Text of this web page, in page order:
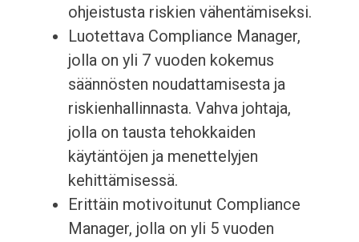
ohjeistusta riskien vähentämiseksi.
Luotettava Compliance Manager,
jolla on yli 7 vuoden kokemus
säännösten noudattamisesta ja
riskienhallinnasta. Vahva johtaja,
jolla on tausta tehokkaiden
käytäntöjen ja menettelyjen
kehittämisessä.
Erittäin motivoitunut Compliance
Manager, jolla on yli 5 vuoden